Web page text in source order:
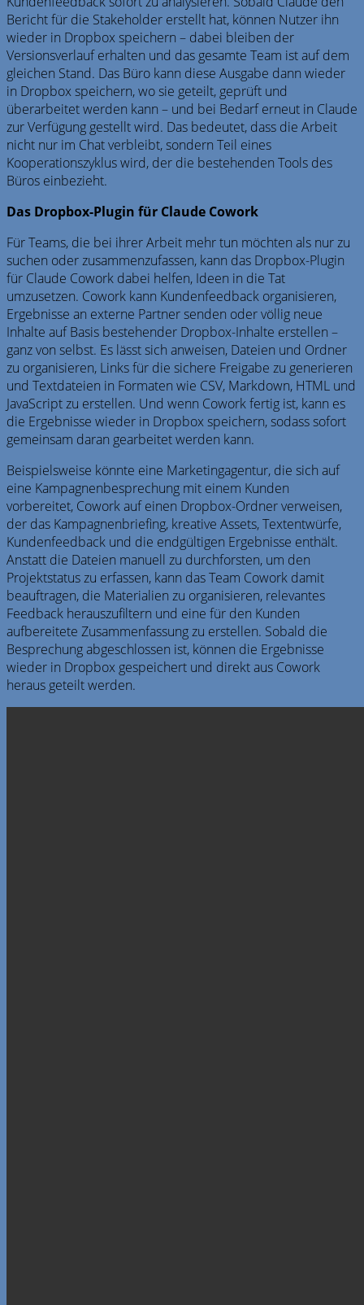
Bericht für die Stakeholder erstellt hat, können Nutzer ihn
wieder in Dropbox speichern – dabei bleiben der
Versionsverlauf erhalten und das gesamte Team ist auf dem
gleichen Stand. Das Büro kann diese Ausgabe dann wieder
in Dropbox speichern, wo sie geteilt, geprüft und
überarbeitet werden kann – und bei Bedarf erneut in Claude
zur Verfügung gestellt wird. Das bedeutet, dass die Arbeit
nicht nur im Chat verbleibt, sondern Teil eines
Kooperationszyklus wird, der die bestehenden Tools des
Büros einbezieht.
Das Dropbox-Plugin für Claude Cowork
Für Teams, die bei ihrer Arbeit mehr tun möchten als nur zu
suchen oder zusammenzufassen, kann das Dropbox-Plugin
für Claude Cowork dabei helfen, Ideen in die Tat
umzusetzen. Cowork kann Kundenfeedback organisieren,
Ergebnisse an externe Partner senden oder völlig neue
Inhalte auf Basis bestehender Dropbox-Inhalte erstellen –
ganz von selbst. Es lässt sich anweisen, Dateien und Ordner
zu organisieren, Links für die sichere Freigabe zu generieren
und Textdateien in Formaten wie CSV, Markdown, HTML und
JavaScript zu erstellen. Und wenn Cowork fertig ist, kann es
die Ergebnisse wieder in Dropbox speichern, sodass sofort
gemeinsam daran gearbeitet werden kann.
Beispielsweise könnte eine Marketingagentur, die sich auf
eine Kampagnenbesprechung mit einem Kunden
vorbereitet, Cowork auf einen Dropbox-Ordner verweisen,
der das Kampagnenbriefing, kreative Assets, Textentwürfe,
Kundenfeedback und die endgültigen Ergebnisse enthält.
Anstatt die Dateien manuell zu durchforsten, um den
Projektstatus zu erfassen, kann das Team Cowork damit
beauftragen, die Materialien zu organisieren, relevantes
Feedback herauszufiltern und eine für den Kunden
aufbereitete Zusammenfassung zu erstellen. Sobald die
Besprechung abgeschlossen ist, können die Ergebnisse
wieder in Dropbox gespeichert und direkt aus Cowork
heraus geteilt werden.